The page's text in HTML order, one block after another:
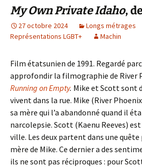
My Own Private Idaho,
27 octobre 2024 Longs métrages
Représentations LGBT+
Machin
Film étatsunien de 1991. Regardé
approfondir la filmographie de River
Running on Empty. Mike et Scott sont
vivent dans la rue. Mike (River
sa mère qui l’a abandonné quand il
narcolepsie. Scott (Kaenu Reeves)
ville. Les deux partent dans une
mère de Mike. Ce dernier a des
ils ne sont pas réciproques : pour